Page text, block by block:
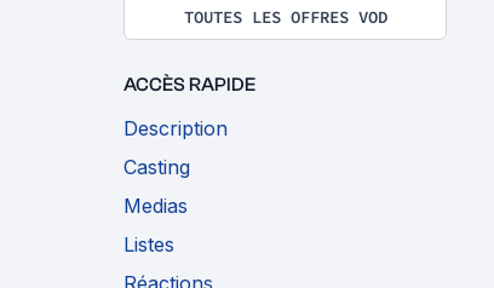
TOUTES LES OFFRES VOD
ACCÈS RAPIDE
Description
Casting
Medias
Listes